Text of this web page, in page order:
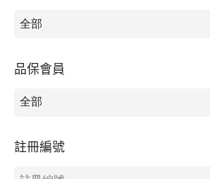
品保會員
註冊編號